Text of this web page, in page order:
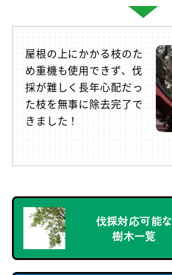
屋根の上にかかる枝のた
め重機も使用できず、伐
採が難しく長年心配だっ
た枝を無事に除去完了で
きました！
伐採対応可能な
樹木一覧